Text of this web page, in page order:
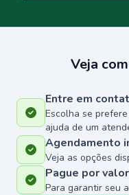
Veja
Entre em
Escolha se
ajuda de um
Agendamento
Veja as opções
Pague por
Para garantir seu